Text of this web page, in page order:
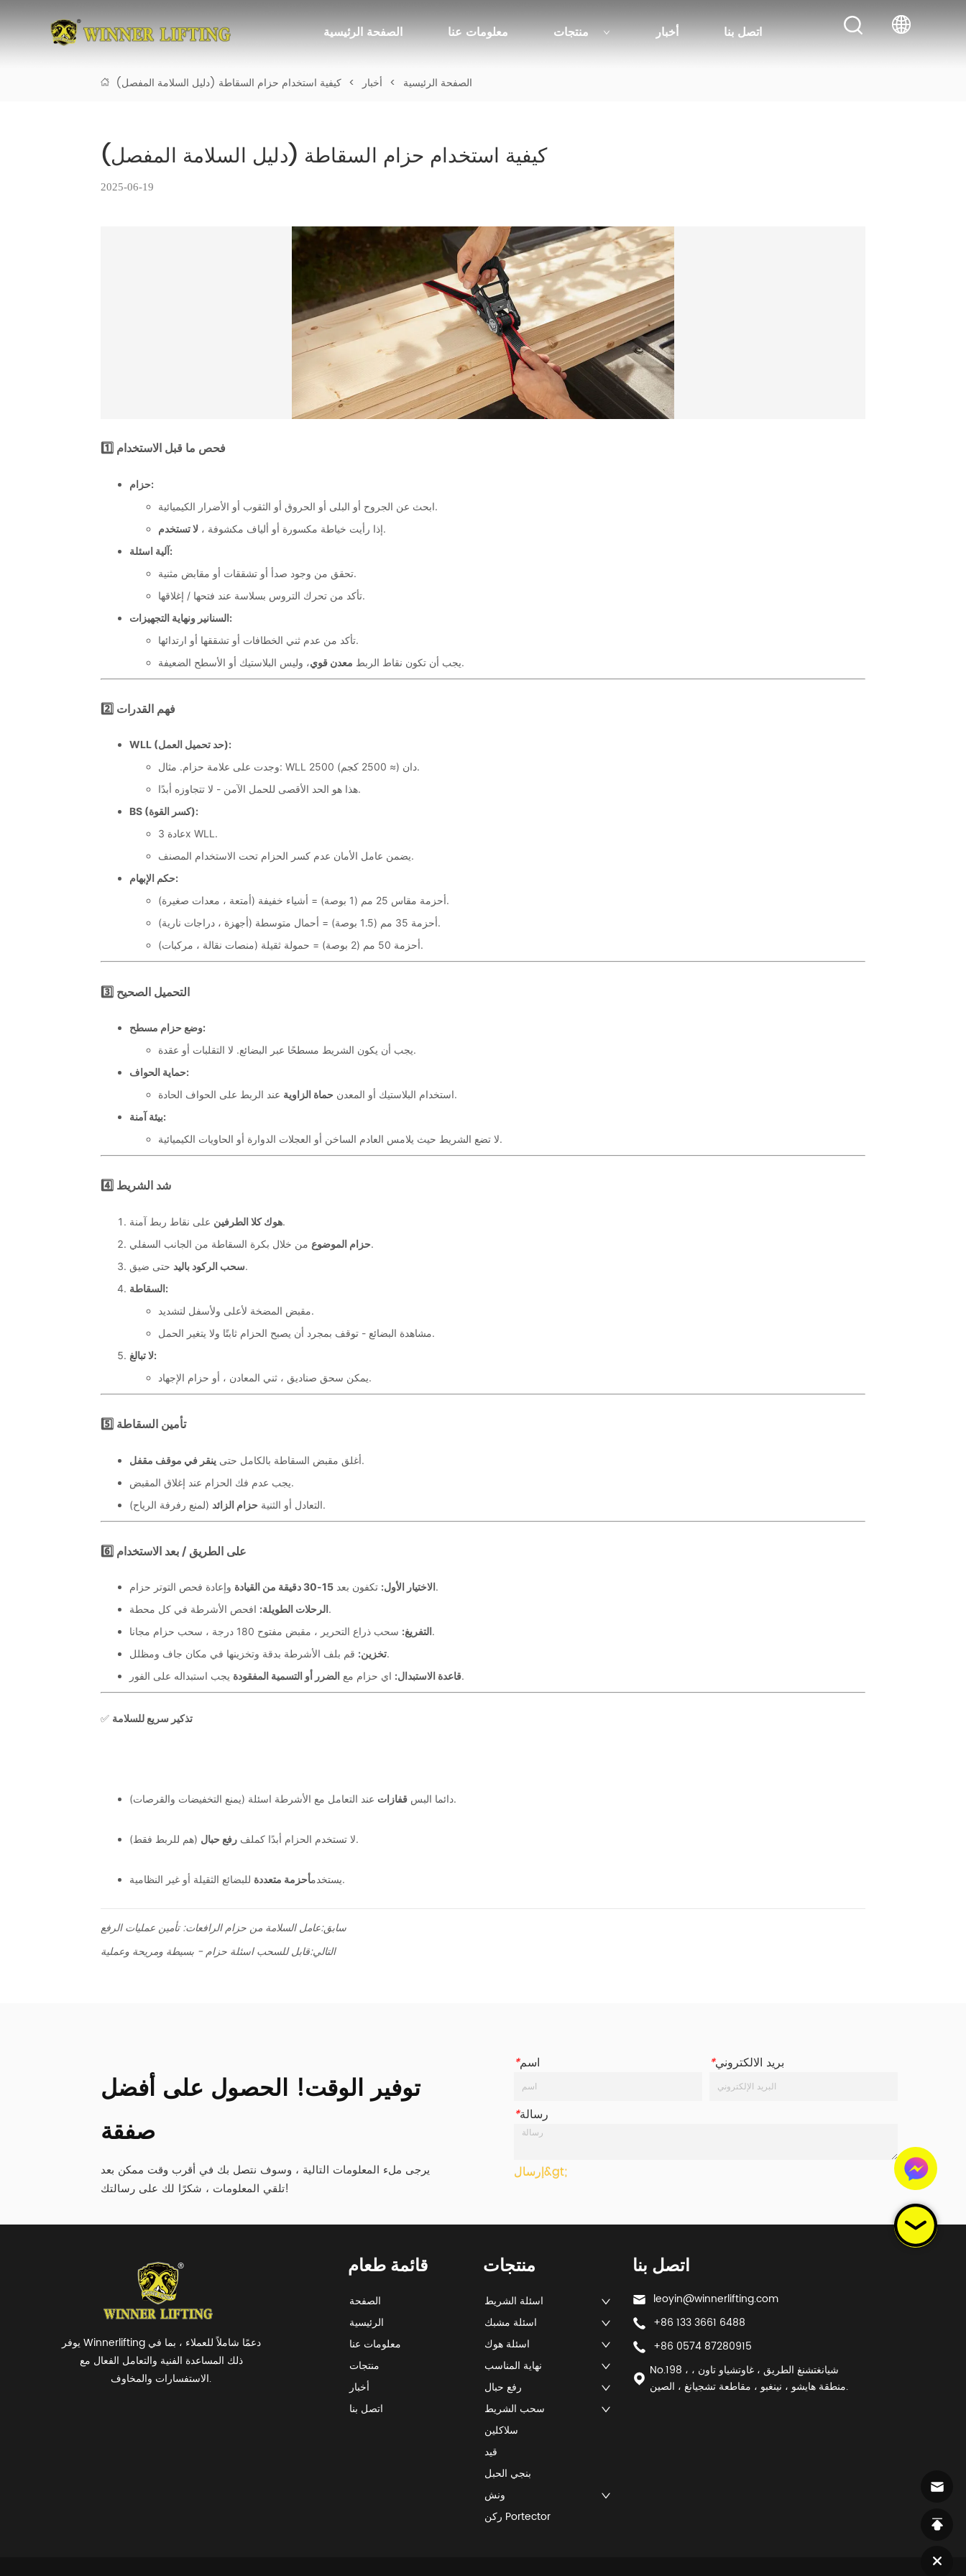
الصفحة الرئيسية معلومات عنا منتجات أخبار اتصل بنا
الصفحة الرئيسية > أخبار > كيفية استخدام حزام السقاطة (دليل السلامة المفصل)
كيفية استخدام حزام السقاطة (دليل السلامة المفصل)
2025-06-19
سابق:عامل السلامة من حزام الرافعات: تأمين عمليات الرفع
التالي:قابل للسحب اسئلة حزام - بسيطة ومريحة وعملية
توفير الوقت! الحصول على أفضل
صفقة
يرجى ملء المعلومات التالية ، وسوف نتصل بك في أقرب وقت ممكن بعد
تلقي المعلومات ، شكرًا لك على رسالتك!
*اسم *بريد الالكتروني
*رسالة
إرسال&gt;
يوفر Winnerlifting دعمًا شاملاً للعملاء ، بما في
ذلك المساعدة الفنية والتعامل الفعال مع
الاستفسارات والمخاوف.
قائمة طعام
الصفحة
الرئيسية
معلومات عنا
منتجات
أخبار
اتصل بنا
منتجات
اسئلة الشريط
اسئلة مشبك
اسئلة هوك
نهاية المناسب
رفع حبال
سحب الشريط
سلاكلين
قيد
بنجي الحبل
ونش
ركن Portector
اتصل بنا
leoyin@winnerlifting.com
+86 133 3661 6488
+86 0574 87280915
No.198 ، شيانغتشنغ الطريق ، غاوتشياو تاون ،
منطقة هايشو ، نينغبو ، مقاطعة تشجيانغ ، الصين.